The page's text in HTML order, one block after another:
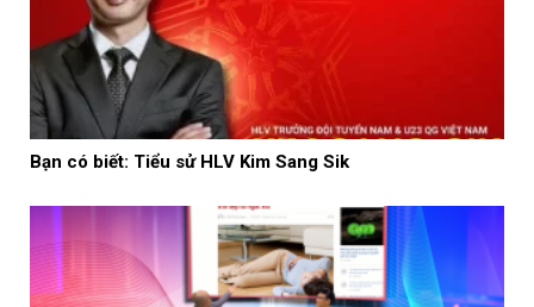
Bạn có biết: Tiểu sử HLV Kim Sang Sik